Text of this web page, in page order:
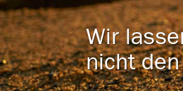
Wir
nicht